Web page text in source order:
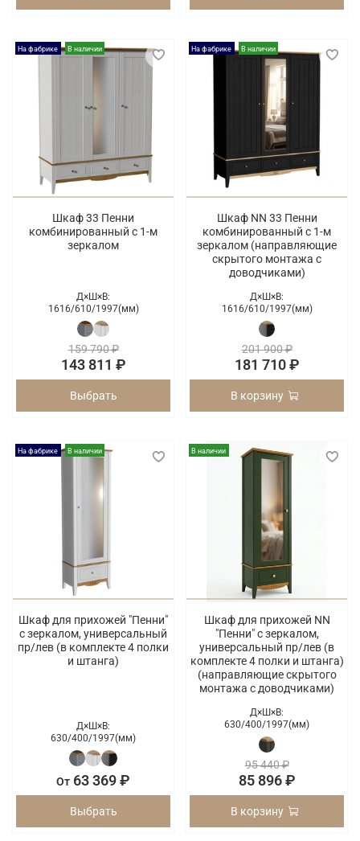
На фабрике В наличии
Шкаф 33 Пенни
комбинированный с 1-м
зеркалом
Д×Ш×В:
1616/610/1997(мм)
159 790 ₽
143 811 ₽
Выбрать
На фабрике В наличии
Шкаф NN 33 Пенни
комбинированный с 1-м
зеркалом (направляющие
скрытого монтажа с
доводчиками)
Д×Ш×В:
1616/610/1997(мм)
201 900 ₽
181 710 ₽
В корзину
На фабрике В наличии
Шкаф для прихожей "Пенни"
с зеркалом, универсальный
пр/лев (в комплекте 4 полки
и штанга)
Д×Ш×В:
630/400/1997(мм)
От 63 369 ₽
Выбрать
В наличии
Шкаф для прихожей NN
"Пенни" с зеркалом,
универсальный пр/лев (в
комплекте 4 полки и штанга)
(направляющие скрытого
монтажа с доводчиками)
Д×Ш×В:
630/400/1997(мм)
95 440 ₽
85 896 ₽
В корзину